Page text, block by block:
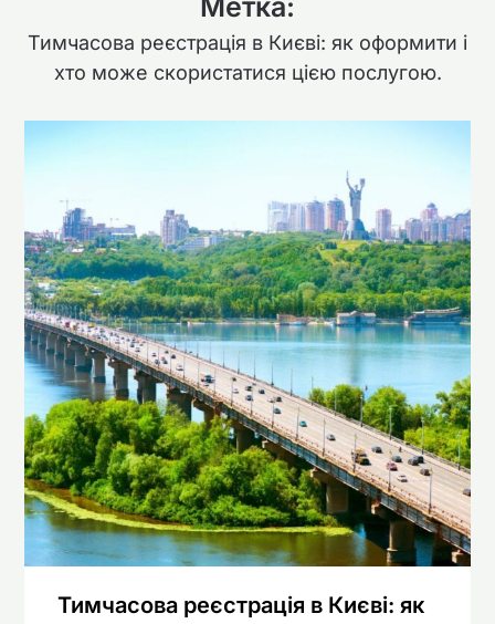
Метка:
Тимчасова реєстрація в Києві: як оформити і
хто може скористатися цією послугою.
Тимчасова реєстрація в Києві: як